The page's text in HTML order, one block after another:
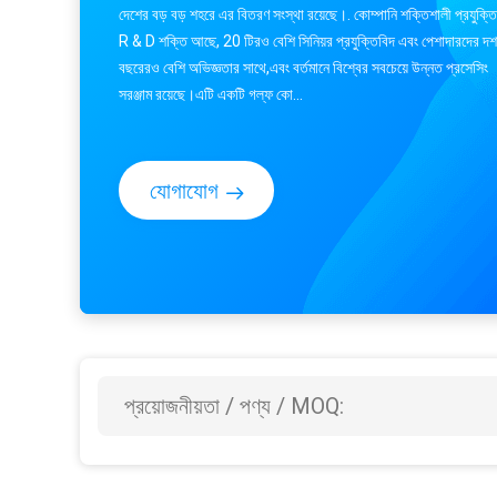
দেশের বড় বড় শহরে এর বিতরণ সংস্থা রয়েছে।. কোম্পানি শক্তিশালী
R & D শক্তি আছে, 20 টিরও বেশি সিনিয়র প্রযুক্তিবিদ এবং পেশাদারদের দশ
বছরেরও বেশি অভিজ্ঞতার সাথে,এবং বর্তমানে বিশ্বের সবচেয়ে উন্নত প্রসেসিং
সরঞ্জাম রয়েছে।এটি একটি গল্ফ কো...
যোগাযোগ